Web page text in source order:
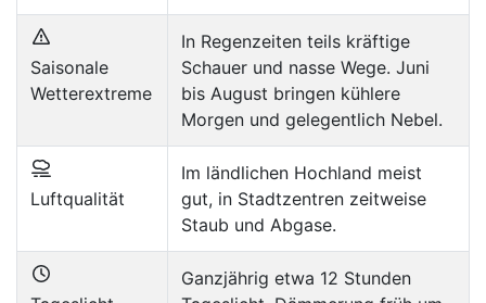
Saisonale
Wetterextreme
In Regenzeiten teils kräftige
Schauer und nasse Wege. Juni
bis August bringen kühlere
Morgen und gelegentlich Nebel.
Luftqualität
Im ländlichen Hochland meist
gut, in Stadtzentren zeitweise
Staub und Abgase.
Ganzjährig etwa 12 Stunden